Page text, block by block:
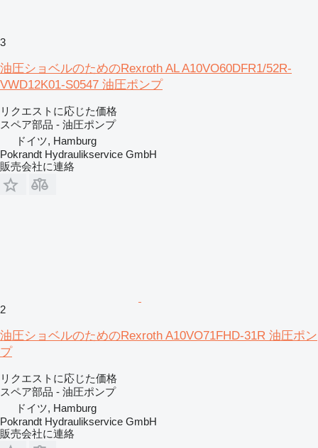
3
油圧ショベルのためのRexroth AL A10VO60DFR1/52R-
VWD12K01-S0547 油圧ポンプ
リクエストに応じた価格
スペア部品 - 油圧ポンプ
ドイツ, Hamburg
Pokrandt Hydraulikservice GmbH
販売会社に連絡
2
油圧ショベルのためのRexroth A10VO71FHD-31R 油圧ポン
プ
リクエストに応じた価格
スペア部品 - 油圧ポンプ
ドイツ, Hamburg
Pokrandt Hydraulikservice GmbH
販売会社に連絡